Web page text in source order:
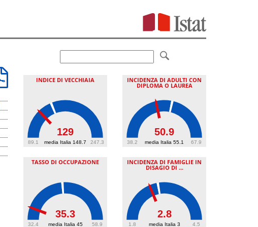
INDICE DI VECCHIAIA
media Italia 148.7
129
89.1 247.3
INCIDENZA DI ADULTI CON
DIPLOMA O LAUREA
media Italia 55.1
50.9
38.2 67.9
TASSO DI OCCUPAZIONE
media Italia 45
35.3
32.4 58.9
INCIDENZA DI FAMIGLIE IN
DISAGIO DI ...
media Italia 3
2.8
1.8 4.5